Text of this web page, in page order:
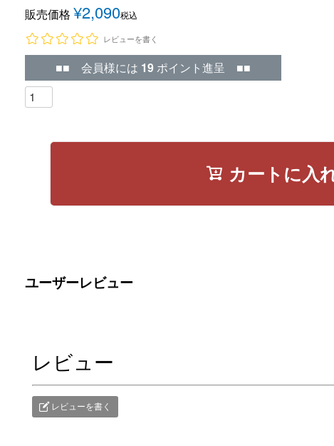
販売価格 ¥2,090税込
レビューを書く
■■ 会員様には 19 ポイント進呈 ■■
カートに入
ユーザーレビュー
レビュー
レビューを書く